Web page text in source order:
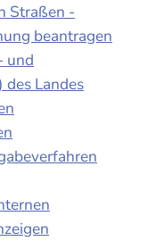
Straßen -
beantragen
und
Landes